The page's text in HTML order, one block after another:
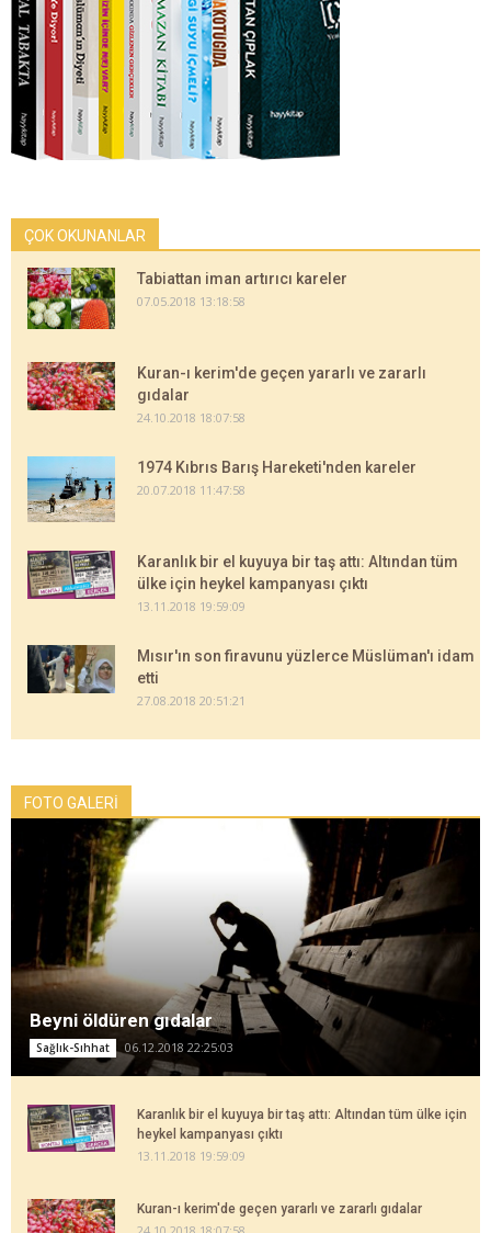
ÇOK OKUNANLAR
Tabiattan iman artırıcı kareler
07.05.2018 13:18:58
Kuran-ı kerim'de geçen yararlı ve zararlı
gıdalar
24.10.2018 18:07:58
1974 Kıbrıs Barış Hareketi'nden kareler
20.07.2018 11:47:58
Karanlık bir el kuyuya bir taş attı: Altından tüm
ülke için heykel kampanyası çıktı
13.11.2018 19:59:09
Mısır'ın son firavunu yüzlerce Müslüman'ı idam
etti
27.08.2018 20:51:21
FOTO GALERİ
Beyni öldüren gıdalar
Sağlık-Sıhhat 06.12.2018 22:25:03
Karanlık bir el kuyuya bir taş attı: Altından tüm ülke için
heykel kampanyası çıktı
13.11.2018 19:59:09
Kuran-ı kerim'de geçen yararlı ve zararlı gıdalar